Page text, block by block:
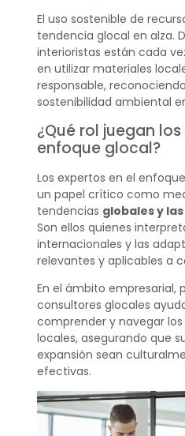
El uso sostenible de
tendencia glocal en alza.
interioristas están cada
en utilizar materiales
responsable,
sostenibilidad ambiental
¿Qué rol juegan
enfoque glocal?
Los expertos en el
un papel crítico como
tendencias globales y
Son ellos quienes
internacionales y las
relevantes y aplicables a
En el ámbito empresarial,
consultores glocales
comprender y navegar
locales, asegurando que
expansión sean
efectivas.